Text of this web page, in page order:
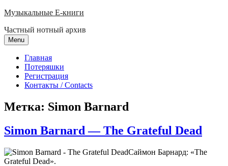
Skip
content
Музыкальные E-книги
Частный нотный архив
Menu
Главная
Потеряшки
Регистрация
Контакты / Contacts
Метка: Simon Barnard
Simon Barnard — The Grateful Dead
Саймон Барнард: «The
Grateful Dead».